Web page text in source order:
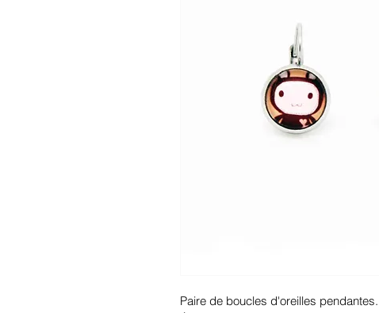
Paire de boucles d'oreilles pendantes.